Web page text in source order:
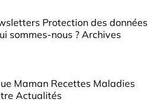
Protection des données
sommes-nous ? Archives
Maman Recettes Maladies
Actualités